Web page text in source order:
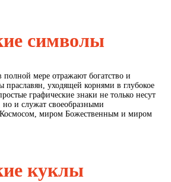
символы
мере отражают богатство и
праславян, уходящей корнями в глубокое
графические знаки не только несут
и служат своеобразными
миром Божественным и миром
куклы